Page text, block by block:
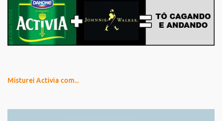
Misturei Activia com...